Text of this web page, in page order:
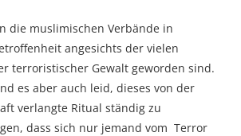
die muslimischen Verbände in
angesichts der vielen
terroristischer Gewalt geworden sind.
es aber auch leid, dieses von der
verlangte Ritual ständig zu
dass sich nur jemand vom Terror